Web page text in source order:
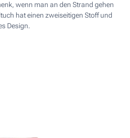
wenn man an den Strand gehen
hat einen zweiseitigen Stoff und
Design.